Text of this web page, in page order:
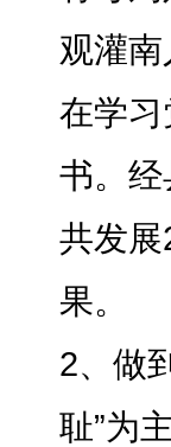
观灌
在学习
书。 经
共发
果。
2、做
耻”为